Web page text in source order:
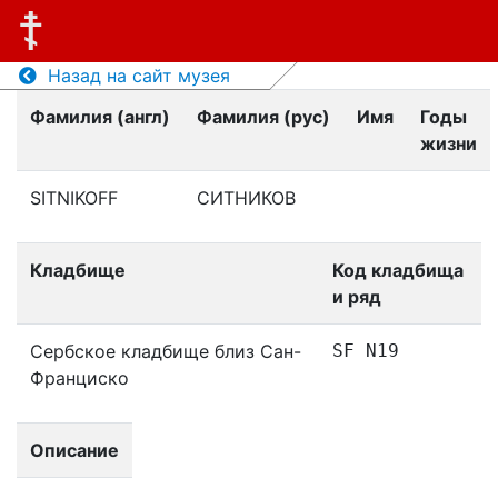
Назад на сайт музея
Фамилия (англ)
Фамилия (рус) Имя
Годы
жизни
SITNIKOFF СИТНИКОВ
Кладбище
Код кладбища
и ряд
Сербское кладбище близ Сан-
Франциско
SF N19
Описание